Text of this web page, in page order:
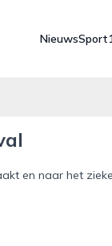
NieuwsSport
en naar het